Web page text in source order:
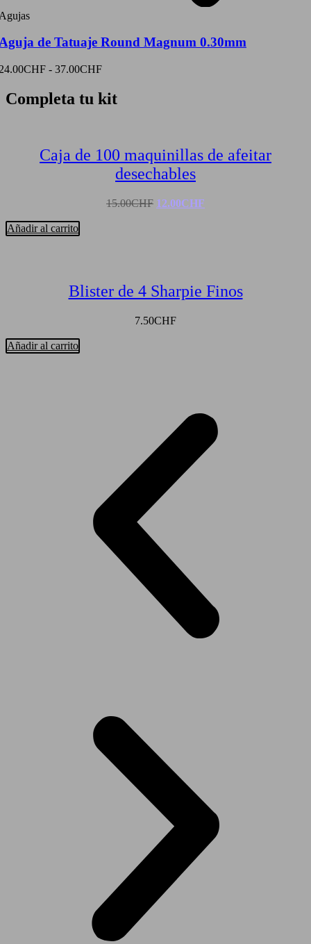
de Tatuaje Round Magnum 0.30mm
CHF - 37.00CHF
Completa tu kit
Caja de 100 maquinillas de afeitar
desechables
15.00CHF El
12.00CHF
Añadir al carrito
Blister de 4 Sharpie Finos
7.50CHF
Añadir al carrito